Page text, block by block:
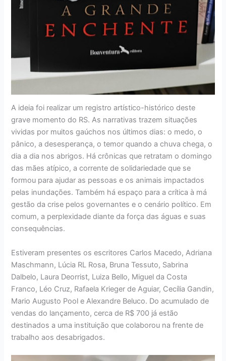
A ideia foi realizar um registro artístico-histórico deste
grave momento do RS. As narrativas trazem situações
vividas por muitos gaúchos nos últimos dias: o medo, o
pânico, a desesperança, o temor quando a chuva chega, o
dia a dia nos abrigos. Há crônicas que retratam o domingo
das mães atípico, a corrente de solidariedade que se
formou para ajudar as pessoas e os animais impactados
pelas inundações. Também há espaço para a crítica à má
gestão da crise pelos governantes e o cenário político. Em
comum, a perplexidade diante da força das águas e suas
consequências.
Estiveram presentes os escritores Carlos Macedo, Adriana
Maschmann, Lúcia RL Rosa, Bruna Tessuto, Sabrina
Dalbelo, Laura Deorrist, Luiza Bello, Miguel da Costa
Franco, Léo Cruz, Rafaela Krieger de Aguiar, Cecília Gandin,
Mario Augusto Pool e Alexandre Beluco. Do acumulado de
vendas do lançamento, cerca de R$ 700 já estão
destinados a uma instituição que colaborou na frente de
trabalho aos desabrigados.